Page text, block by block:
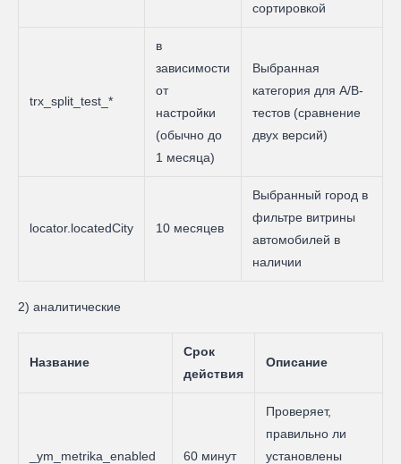
сортировкой
trx_split_test_*
в
зависимости
от
настройки
(обычно до
1 месяца)
Выбранная
категория для A/B-
тестов (сравнение
двух версий)
locator.locatedCity 10 месяцев
Выбранный город в
фильтре витрины
автомобилей в
наличии
2) аналитические
Название
Срок
действия
Описание
_ym_metrika_enabled 60 минут
Проверяет,
правильно ли
установлены